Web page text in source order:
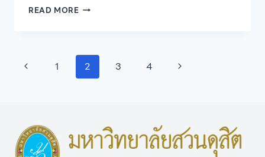
READ MOREคณะ
สวนดุสิต
ประกาศ
ราย
การ
สอบ
Page
Previous
1 2 3 4
Next